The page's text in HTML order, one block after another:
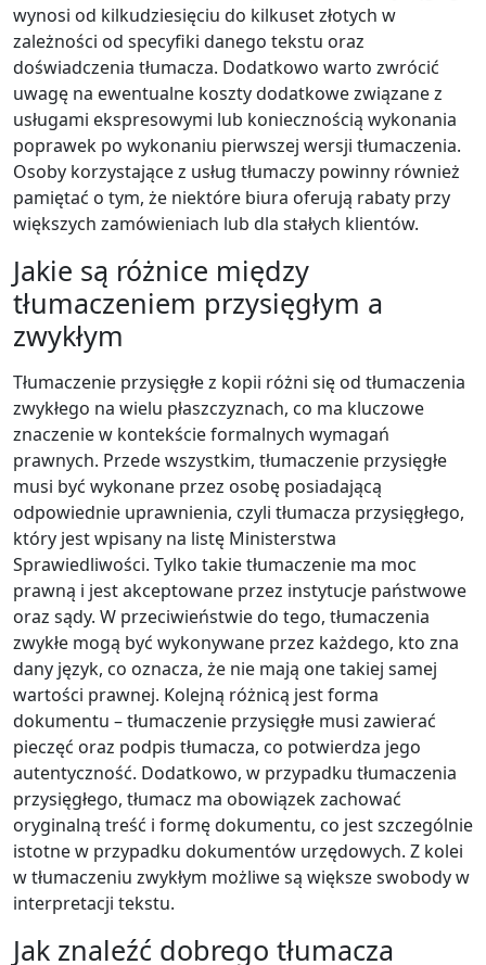
wynosi od kilkudziesięciu do kilkuset złotych w
zależności od specyfiki danego tekstu oraz
doświadczenia tłumacza. Dodatkowo warto zwrócić
uwagę na ewentualne koszty dodatkowe związane z
usługami ekspresowymi lub koniecznością wykonania
poprawek po wykonaniu pierwszej wersji tłumaczenia.
Osoby korzystające z usług tłumaczy powinny również
pamiętać o tym, że niektóre biura oferują rabaty przy
większych zamówieniach lub dla stałych klientów.
Jakie są różnice między
tłumaczeniem przysięgłym a
zwykłym
Tłumaczenie przysięgłe z kopii różni się od tłumaczenia
zwykłego na wielu płaszczyznach, co ma kluczowe
znaczenie w kontekście formalnych wymagań
prawnych. Przede wszystkim, tłumaczenie przysięgłe
musi być wykonane przez osobę posiadającą
odpowiednie uprawnienia, czyli tłumacza przysięgłego,
który jest wpisany na listę Ministerstwa
Sprawiedliwości. Tylko takie tłumaczenie ma moc
prawną i jest akceptowane przez instytucje państwowe
oraz sądy. W przeciwieństwie do tego, tłumaczenia
zwykłe mogą być wykonywane przez każdego, kto zna
dany język, co oznacza, że nie mają one takiej samej
wartości prawnej. Kolejną różnicą jest forma
dokumentu – tłumaczenie przysięgłe musi zawierać
pieczęć oraz podpis tłumacza, co potwierdza jego
autentyczność. Dodatkowo, w przypadku tłumaczenia
przysięgłego, tłumacz ma obowiązek zachować
oryginalną treść i formę dokumentu, co jest szczególnie
istotne w przypadku dokumentów urzędowych. Z kolei
w tłumaczeniu zwykłym możliwe są większe swobody w
interpretacji tekstu.
Jak znaleźć dobrego tłumacza